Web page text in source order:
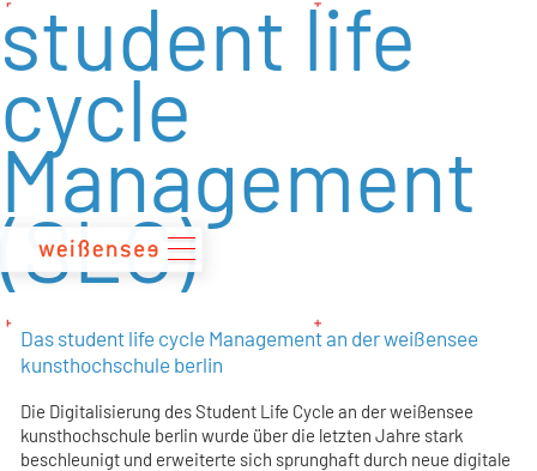
zum
Inhalt
student life
cycle
Management
(SLC)
Das student life cycle Management an der weißensee
kunsthochschule berlin
Die Digitalisierung des Student Life Cycle an der weißensee
kunsthochschule berlin wurde über die letzten Jahre stark
beschleunigt und erweiterte sich sprunghaft durch neue digitale